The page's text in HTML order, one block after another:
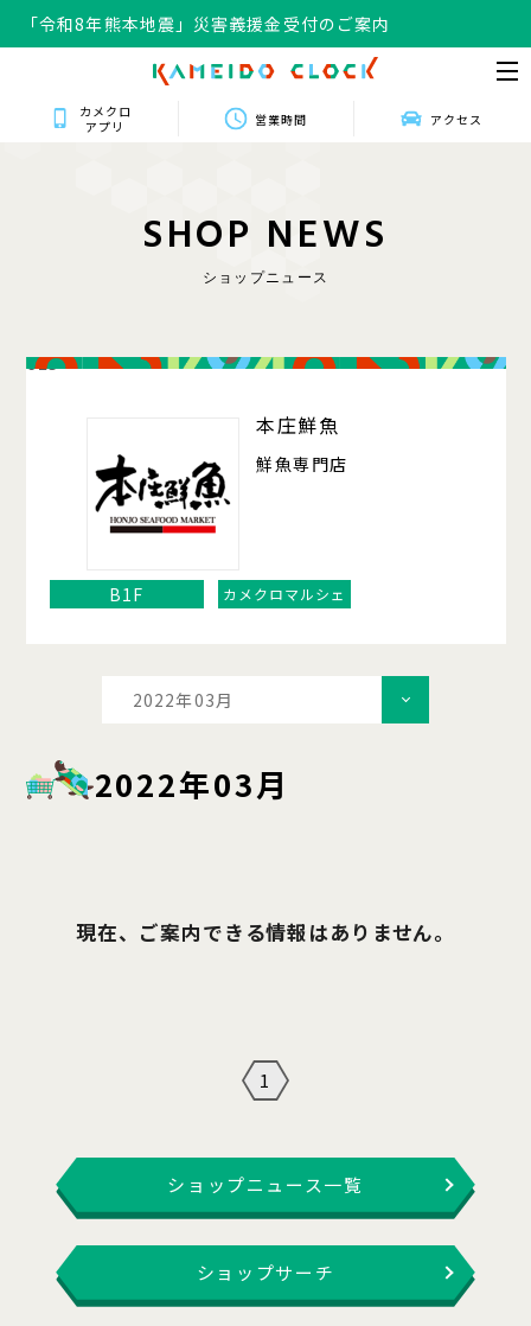
「令和8年熊本地震」災害義援金受付のご案内
カメクロ
アプリ
営業時間 アクセス
SHOP NEWS
ショップニュース
025
本庄鮮魚
鮮魚専門店
B1F カメクロマルシェ
2022年03月
2022年03月
現在、ご案内できる情報はありません。
1
ショップニュース一覧
ショップサーチ